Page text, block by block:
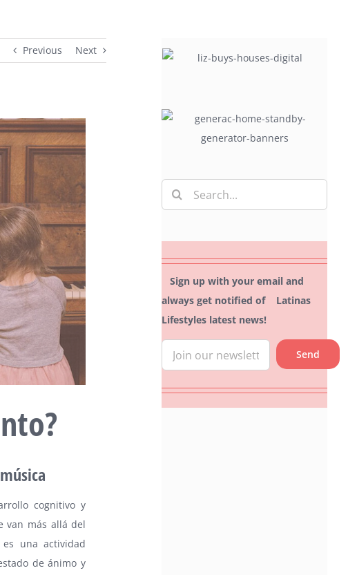
Previous Next
cognitivo y
van más allá del
una actividad
de ánimo y
Search
for:
Sign up with your email and
always get notified of Latinas
Lifestyles latest news!